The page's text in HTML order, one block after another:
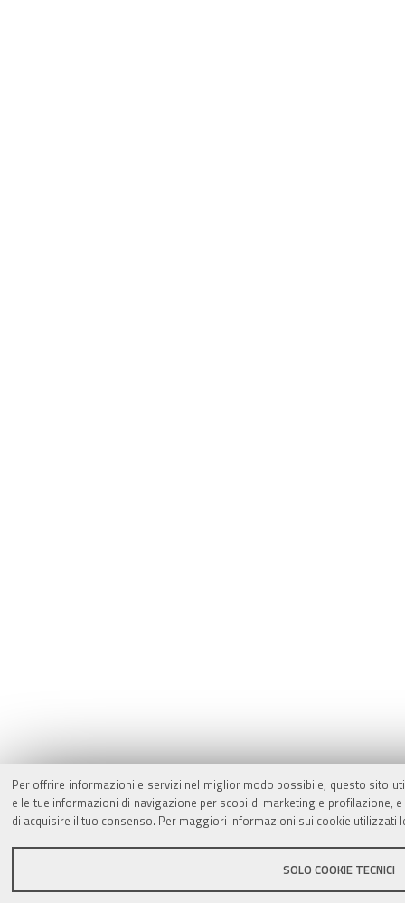
Per offrire informazioni e servizi nel miglior modo possibile, questo sito
e le tue informazioni di navigazione per scopi di marketing e
di acquisire il tuo consenso. Per maggiori informazioni sui cookie utilizzati
SOLO COOKIE TECNICI